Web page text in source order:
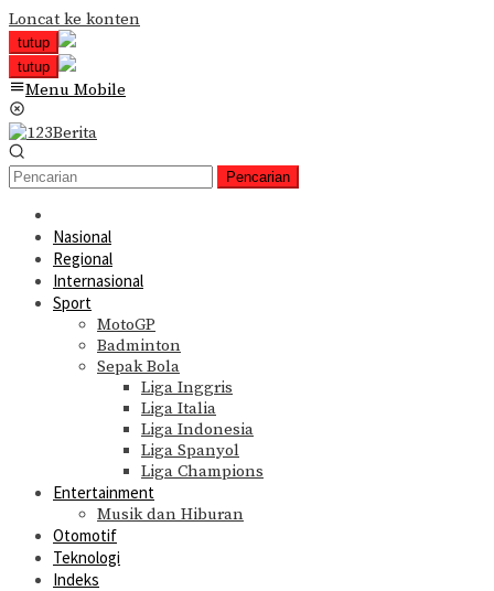
Loncat ke konten
tutup
tutup
Menu Mobile
Pencarian
Nasional
Regional
Internasional
Sport
MotoGP
Badminton
Sepak Bola
Liga Inggris
Liga Italia
Liga Indonesia
Liga Spanyol
Liga Champions
Entertainment
Musik dan Hiburan
Otomotif
Teknologi
Indeks